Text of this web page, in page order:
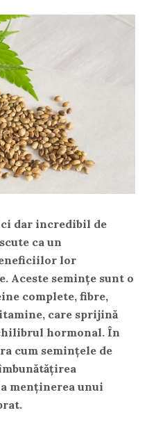
dar incredibil de
ca un
lor
Aceste semințe sunt o
complete, fibre,
care sprijină
hormonal. În
cum semințele de
menținerea unui